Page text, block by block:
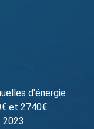
d'énergie
et 2740€.
2023